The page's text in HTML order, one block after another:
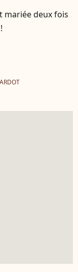
mariée deux fois